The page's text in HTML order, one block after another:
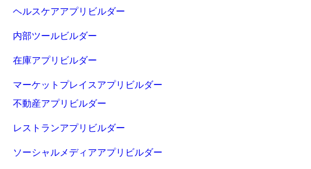
ヘルスケアアプリビルダー
内部ツールビルダー
在庫アプリビルダー
マーケットプレイスアプリビルダー
不動産アプリビルダー
レストランアプリビルダー
ソーシャルメディアアプリビルダー